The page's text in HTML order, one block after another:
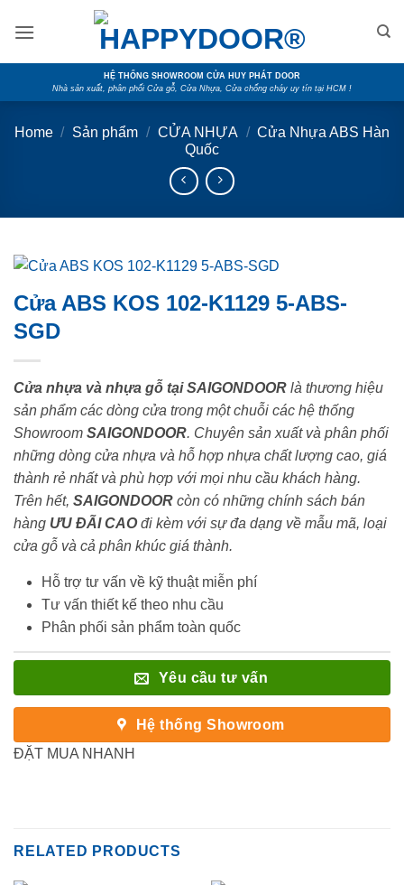
HỆ THỐNG SHOWROOM CỬA HUY PHÁT DOOR
Nhà sản xuất, phân phối Cửa gỗ, Cửa Nhựa, Cửa chống cháy uy tín tại HCM !
Home / Sản phẩm / CỬA NHỰA / Cửa Nhựa ABS Hàn
Quốc
Cửa ABS KOS 102-K1129 5-ABS-
SGD
Cửa nhựa và nhựa gỗ tại SAIGONDOOR là thương hiệu
sản phẩm các dòng cửa trong một chuỗi các hệ thống
Showroom SAIGONDOOR. Chuyên sản xuất và phân phối
những dòng cửa nhựa và hỗ hợp nhựa chất lượng cao, giá
thành rẻ nhất và phù hợp với mọi nhu cầu khách hàng.
Trên hết, SAIGONDOOR còn có những chính sách bán
hàng ƯU ĐÃI CAOđi kèm với sự đa dạng về mẫu mã, loại
cửa gỗ và cả phân khúc giá thành.
Hỗ trợ tư vấn về kỹ thuật miễn phí
Tư vấn thiết kế theo nhu cầu
Phân phối sản phẩm toàn quốc
Yêu cầu tư vấn
Hệ thống Showroom
ĐẶT MUA NHANH
RELATED PRODUCTS